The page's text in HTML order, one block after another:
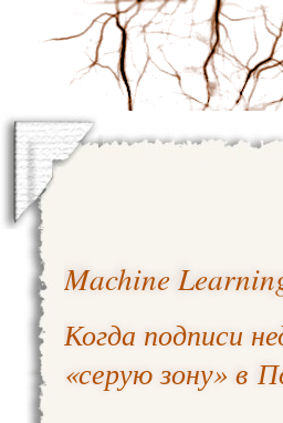
Machine
Когда подписи
«серую зону» в